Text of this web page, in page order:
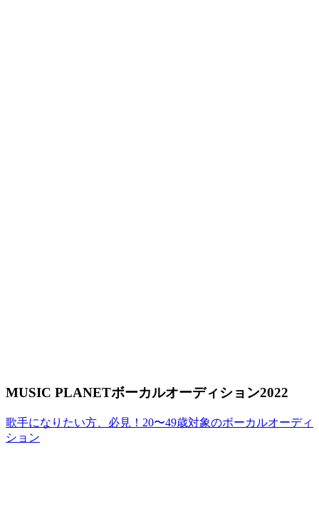
MUSIC PLANETボーカルオーディション2022
歌手になりたい方、必見！20〜49歳対象のボーカルオーディ
ション